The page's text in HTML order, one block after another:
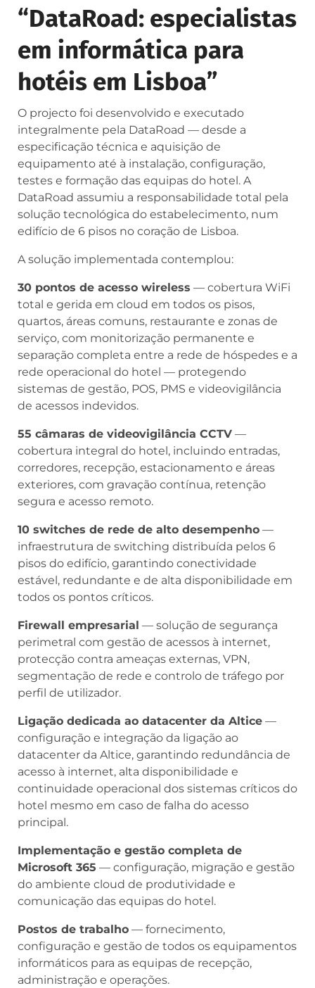
“DataRoad: especialistas
em informática para
hotéis em Lisboa”
O projecto foi desenvolvido e executado
integralmente pela DataRoad — desde a
especificação técnica e aquisição de
equipamento até à instalação, configuração,
testes e formação das equipas do hotel. A
DataRoad assumiu a responsabilidade total pela
solução tecnológica do estabelecimento, num
edifício de 6 pisos no coração de Lisboa.
A solução implementada contemplou:
30 pontos de acesso wireless — cobertura WiFi
total e gerida em cloud em todos os pisos,
quartos, áreas comuns, restaurante e zonas de
serviço, com monitorização permanente e
separação completa entre a rede de hóspedes e a
rede operacional do hotel — protegendo
sistemas de gestão, POS, PMS e videovigilância
de acessos indevidos.
55 câmaras de videovigilância CCTV —
cobertura integral do hotel, incluindo entradas,
corredores, recepção, estacionamento e áreas
exteriores, com gravação contínua, retenção
segura e acesso remoto.
10 switches de rede de alto desempenho —
infraestrutura de switching distribuída pelos 6
pisos do edifício, garantindo conectividade
estável, redundante e de alta disponibilidade em
todos os pontos críticos.
Firewall empresarial — solução de segurança
perimetral com gestão de acessos à internet,
protecção contra ameaças externas, VPN,
segmentação de rede e controlo de tráfego por
perfil de utilizador.
Ligação dedicada ao datacenter da Altice —
configuração e integração da ligação ao
datacenter da Altice, garantindo redundância de
acesso à internet, alta disponibilidade e
continuidade operacional dos sistemas críticos do
hotel mesmo em caso de falha do acesso
principal.
Implementação e gestão completa de
Microsoft 365 — configuração, migração e gestão
do ambiente cloud de produtividade e
comunicação das equipas do hotel.
Postos de trabalho — fornecimento,
configuração e gestão de todos os equipamentos
informáticos para as equipas de recepção,
administração e operações.